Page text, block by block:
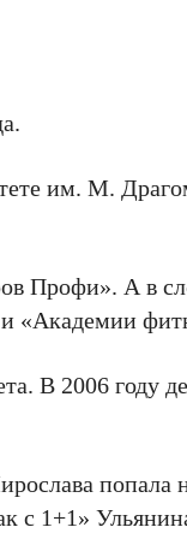
им. М.
Профи». А в
«Академии
В 2006 году
попала
с 1+1»